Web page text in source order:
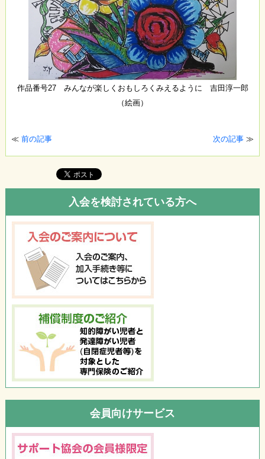
作品番号27 みんなが楽しくおもしろくみえるように 吉田淳一郎
（絵画）
≪ 前の記事 次の記事 ≫
入会を検討されている方へ
会員向けサービス